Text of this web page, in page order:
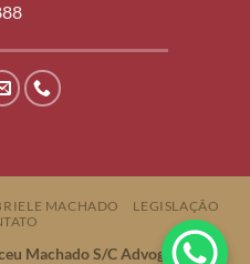
MACHADO
LEGISLAÇÃO
Machado S/C Advogados